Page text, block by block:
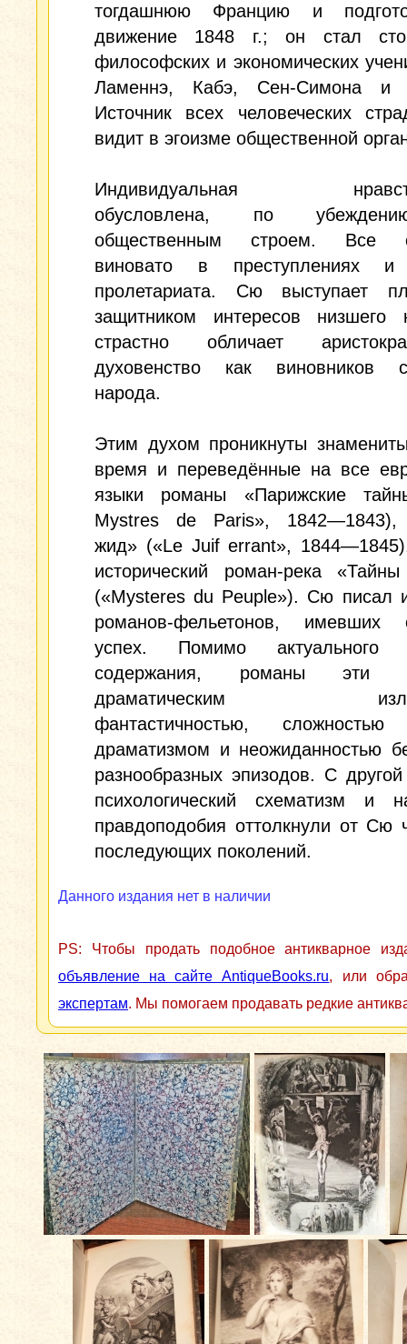
тогдашнюю Францию и
движение 1848 г.; он стал
философских и экономических
Ламеннэ, Кабэ, Сен-Симона и
Источник всех человеческих
видит в эгоизме общественной
Индивидуальная
обусловлена, по
общественным строем. Все
виновато в преступлениях и
пролетариата. Сю выступает
защитником интересов низшего
страстно обличает
духовенство как виновников
народа.
Этим духом проникнуты
время и переведённые на все
языки романы «Парижские
Mystres de Paris», 1842—1843),
жид» («Le Juif errant»,
исторический роман-река
(«Mysteres du Peuple»). Сю писал
романов-фельетонов, имевших
успех. Помимо актуального
содержания, романы эти
драматическим
фантастичностью, сложностью
драматизмом и неожиданностью
разнообразных эпизодов. С
психологический схематизм и
правдоподобия оттолкнули от Сю
последующих поколений.
Данного издания нет в наличии
PS: Чтобы продать подобное антикварное
объявление на сайте AntiqueBooks.ru, или
экспертам. Мы помогаем продавать редкие